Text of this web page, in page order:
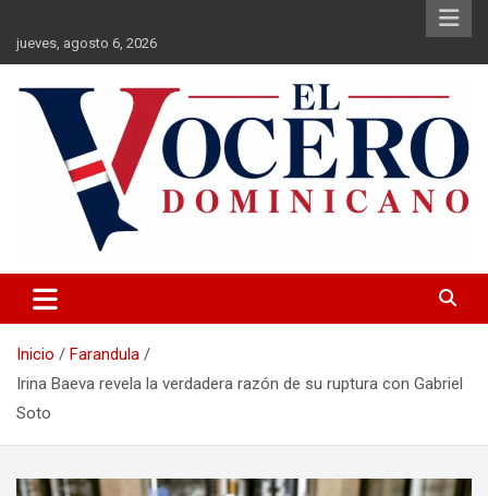
contenido
jueves, agosto 6, 2026
El Vocero Dominicano
Inicio
Farandula
Irina Baeva revela la verdadera razón de su ruptura con Gabriel
Soto